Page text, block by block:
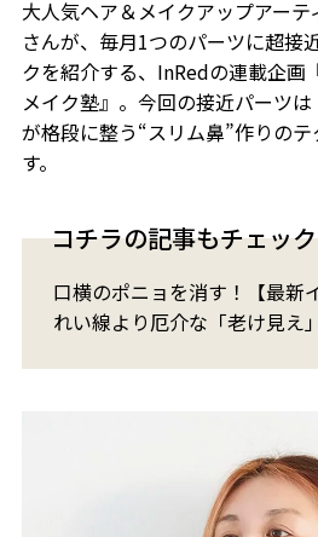
大人気ヘア＆メイクアップアー
さんが、毎月1つのパーツに超接
クを紹介する、InRedの連載企画
メイク塾』。今回の接近パーツ
が格段に整う“スリム鼻”作りの
す。
コチラの記事もチェッ
口横のポニョを消す！【最新
れい線より厄介な「老け見え